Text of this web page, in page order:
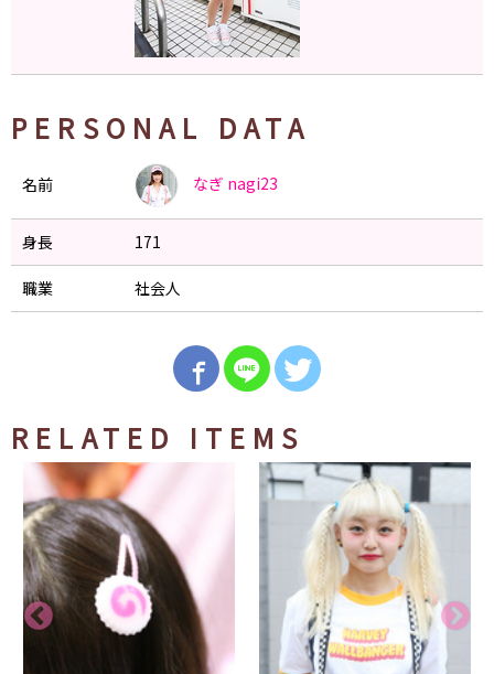
PERSONAL DATA
名前 なぎ nagi23
身長 171
職業 社会人
RELATED ITEMS